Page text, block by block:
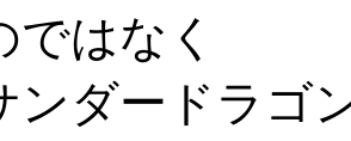
ではなく
ンダードラゴ